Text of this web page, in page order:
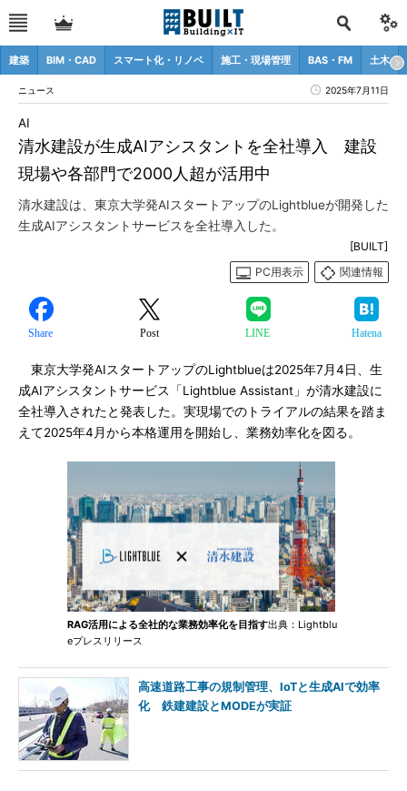
建築 BIM・CAD スマート化・リノベ 施工・現場管理 BAS・FM 土木
ニュース 2025年7月11日
清水建設が生成AIアシスタントを全社導入 建設
現場や各部門で2000人超が活用中
AI
清水建設は、東京大学発AIスタートアップのLightblueが開発した
生成AIアシスタントサービスを全社導入した。
[BUILT]
PC用表示
関連情報
Share Post LINE Hatena
東京大学発AIスタートアップのLightblueは2025年7月4日、生
成AIアシスタントサービス「Lightblue Assistant」が清水建設に
全社導入されたと発表した。実現場でのトライアルの結果を踏ま
えて2025年4月から本格運用を開始し、業務効率化を図る。
RAG活用による全社的な業務効率化を目指す出典：Lightblu
eプレスリリース
高速道路工事の規制管理、IoTと生成AIで効率
化 鉄建建設とMODEが実証